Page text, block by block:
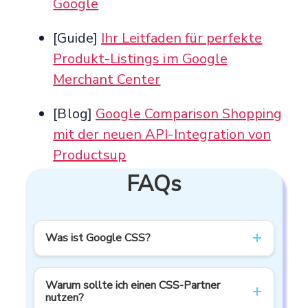
Google
[Guide] Ihr Leitfaden für perfekte
Produkt-Listings im Google
Merchant Center
[Blog] Google Comparison Shopping
mit der neuen API-Integration von
Productsup
FAQs
Was ist Google CSS?
ermöglichen Händlern, Produkte über
Warum sollte ich einen CSS-Partner
nutzen?